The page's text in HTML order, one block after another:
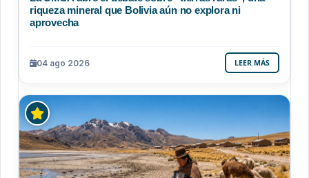
riqueza mineral que Bolivia aún no explora ni
aprovecha
04 ago 2026 LEER MÁS